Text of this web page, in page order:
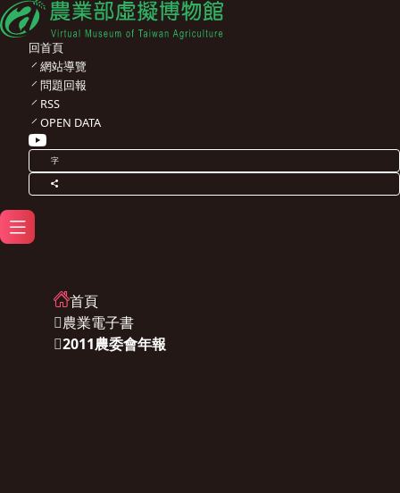
回首頁
網站導覽
問題回報
RSS
OPEN DATA
字
首頁
農業電子書
2011農委會年報